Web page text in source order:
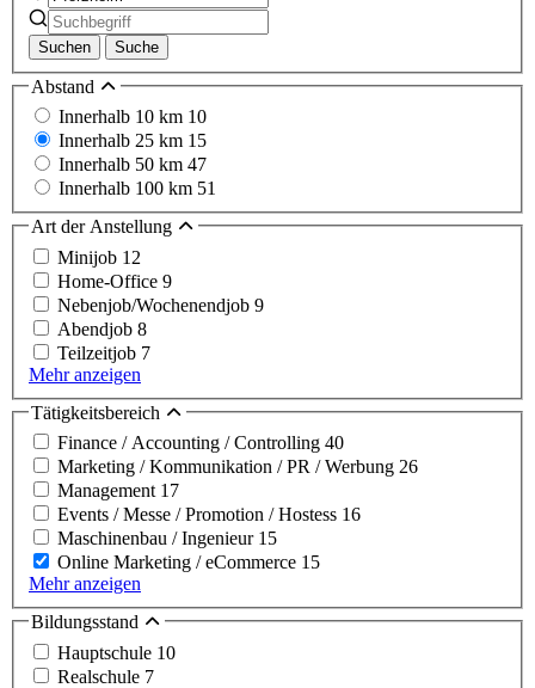
Suchen Suche
Abstand
Innerhalb 10 km 10
Innerhalb 25 km 15
Innerhalb 50 km 47
Innerhalb 100 km 51
Art der Anstellung
Minijob 12
Home-Office 9
Nebenjob/Wochenendjob 9
Abendjob 8
Teilzeitjob 7
Mehr anzeigen
Tätigkeitsbereich
Finance / Accounting / Controlling 40
Marketing / Kommunikation / PR / Werbung 26
Management 17
Events / Messe / Promotion / Hostess 16
Maschinenbau / Ingenieur 15
Online Marketing / eCommerce 15
Mehr anzeigen
Bildungsstand
Hauptschule 10
Realschule 7